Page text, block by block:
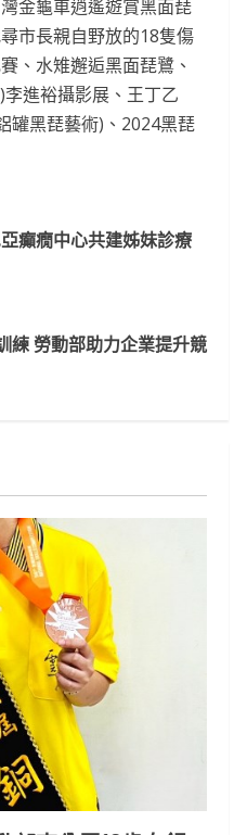
金龜車逍遙遊賞黑面琵
市長親自野放的18隻傷
、水雉邂逅黑面琵鷺、
進裕攝影展、王丁乙
罐黑琵藝術)、2024黑琵
癲癇中心共建姊妹診療
練 勞動部助力企業提升競